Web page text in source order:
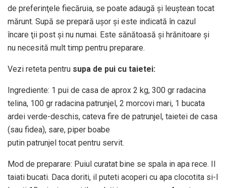
de preferinţele fiecăruia, se poate adaugă şi leuştean tocat
mărunt. Supă se prepară uşor şi este indicată în cazul
încare ţii post şi nu numai. Este sănătoasă şi hrănitoare şi
nu necesită mult timp pentru preparare.
Vezi reteta pentru supa de pui cu taietei:
Ingrediente: 1 pui de casa de aprox 2 kg, 300 gr radacina
telina, 100 gr radacina patrunjel, 2 morcovi mari, 1 bucata
ardei verde-deschis, cateva fire de patrunjel, taietei de casa
(sau fidea), sare, piper boabe
putin patrunjel tocat pentru servit.
Mod de preparare: Puiul curatat bine se spala in apa rece. Il
taiati bucati. Daca doriti, il puteti acoperi cu apa clocotita si-l